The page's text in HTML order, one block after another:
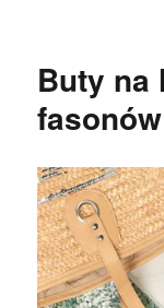
Buty na
fasonów